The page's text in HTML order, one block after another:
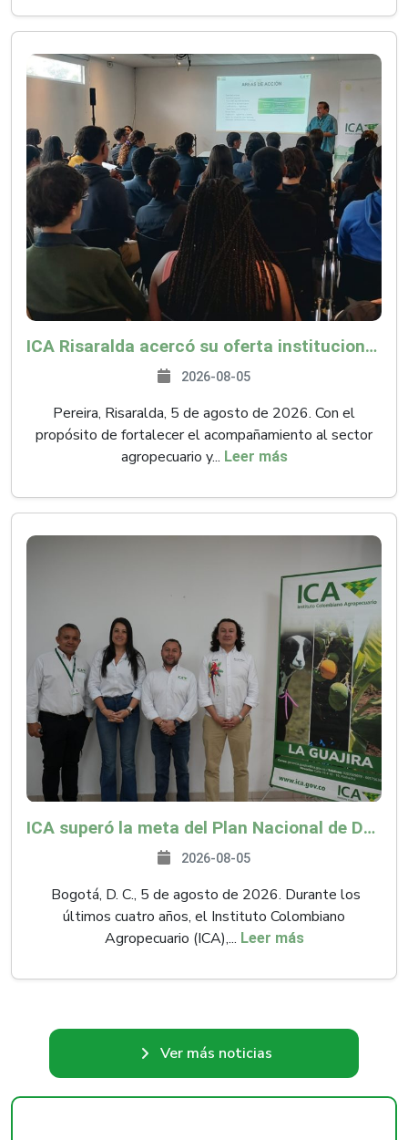
ICA Risaralda acercó su oferta institucional a productores y emprendedores en Expocamello
2026-08-05
Pereira, Risaralda, 5 de agosto de 2026. Con el
propósito de fortalecer el acompañamiento al sector
agropecuario y... Leer más
ICA superó la meta del Plan Nacional de Desarrollo y abrió 61 mercados internacionales
2026-08-05
Bogotá, D. C., 5 de agosto de 2026. Durante los
últimos cuatro años, el Instituto Colombiano
Agropecuario (ICA),... Leer más
Ver más noticias